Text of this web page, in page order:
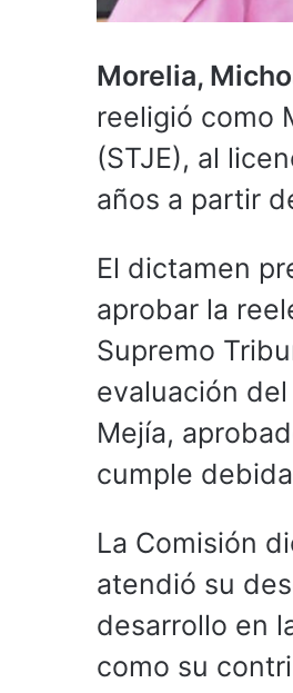
Morelia,
reeligió como
(STJE), al
años a partir
El dictamen
aprobar la
Supremo
evaluación
Mejía,
cumple
La Comisión
atendió su
desarrollo en
como su